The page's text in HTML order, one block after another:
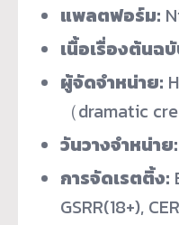
แพลตฟอร์ม:
เนื้อเรื่องต้นฉ
ผู้จัดจำหน่าย:
（dramatic
วันวางจำหน่าย:
การจัดเรตติ้ง:
GSRR(18+),